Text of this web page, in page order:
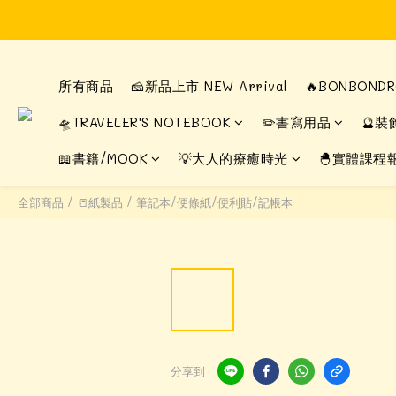
所有商品 🧀新品上市 NEW Arrival
🛸TRAVELER'S NOTEBOOK ✏️書寫用品 🔮裝
📖書籍/MOOK 💡大人的療癒時光 🐣實體課程
全部商品 / 📒紙製品 / 筆記本/便條紙/便利貼/記帳本
分享到